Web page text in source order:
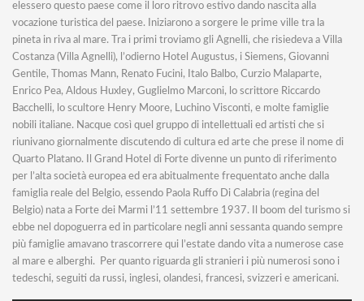
elessero questo paese come il loro ritrovo estivo dando nascita alla
vocazione turistica del paese. Iniziarono a sorgere le prime ville tra la
pineta in riva al mare. Tra i primi troviamo gli Agnelli, che risiedeva a Villa
Costanza (Villa Agnelli), l’odierno Hotel Augustus, i Siemens, Giovanni
Gentile, Thomas Mann, Renato Fucini, Italo Balbo, Curzio Malaparte,
Enrico Pea, Aldous Huxley, Guglielmo Marconi, lo scrittore Riccardo
Bacchelli, lo scultore Henry Moore, Luchino Visconti, e molte famiglie
nobili italiane. Nacque così quel gruppo di intellettuali ed artisti che si
riunivano giornalmente discutendo di cultura ed arte che prese il nome di
Quarto Platano. Il Grand Hotel di Forte divenne un punto di riferimento
per l’alta società europea ed era abitualmente frequentato anche dalla
famiglia reale del Belgio, essendo Paola Ruffo Di Calabria (regina del
Belgio) nata a Forte dei Marmi l’11 settembre 1937. Il boom del turismo si
ebbe nel dopoguerra ed in particolare negli anni sessanta quando sempre
più famiglie amavano trascorrere qui l’estate dando vita a numerose case
al mare e alberghi. Per quanto riguarda gli stranieri i più numerosi sono i
tedeschi, seguiti da russi, inglesi, olandesi, francesi, svizzeri e americani.